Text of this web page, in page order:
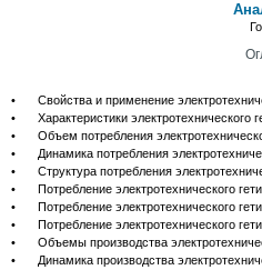
•
Свойства и применение
•
Характеристики
•
Объем потребления
•
Динамика потребления
•
Структура потребления
•
Потребление электротехнического
•
Потребление электротехнического
•
Потребление электротехнического
•
Объемы производства
•
Динамика производства